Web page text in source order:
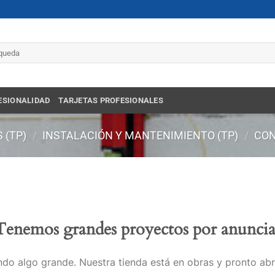
TARJETAS PROFESIONALES
(TP) / INSTALACIÓN Y MANTENIMIENTO (TP) /
grandes proyectos por
algo grande. Nuestra tienda está en obras y pronto